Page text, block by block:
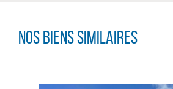
Nos biens similaires